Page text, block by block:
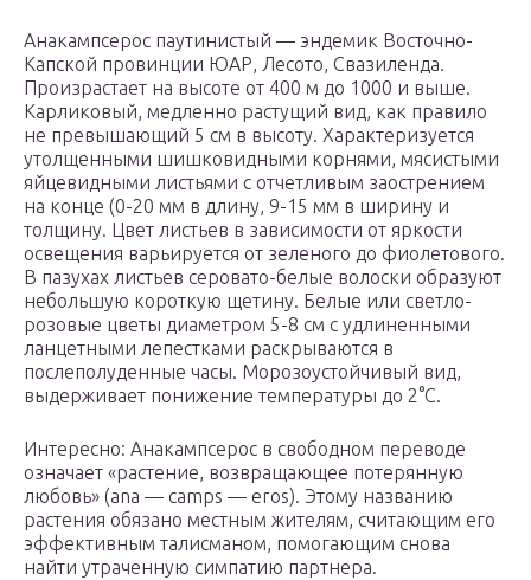
Анакампсерос паутинистый — эндемик Восточно-
Капской провинции ЮАР, Лесото, Свазиленда.
Произрастает на высоте от 400 м до 1000 и выше.
Карликовый, медленно растущий вид, как правило
не превышающий 5 см в высоту. Характеризуется
утолщенными шишковидными корнями, мясистыми
яйцевидными листьями с отчетливым заострением
на конце (0-20 мм в длину, 9-15 мм в ширину и
толщину. Цвет листьев в зависимости от яркости
освещения варьируется от зеленого до фиолетового.
В пазухах листьев серовато-белые волоски образуют
небольшую короткую щетину. Белые или светло-
розовые цветы диаметром 5-8 см с удлиненными
ланцетными лепестками раскрываются в
послеполуденные часы. Морозоустойчивый вид,
выдерживает понижение температуры до 2°С.
Интересно: Анакампсерос в свободном переводе
означает «растение, возвращающее потерянную
любовь» (ana — camps — eros). Этому названию
растения обязано местным жителям, считающим его
эффективным талисманом, помогающим снова
найти утраченную симпатию партнера.